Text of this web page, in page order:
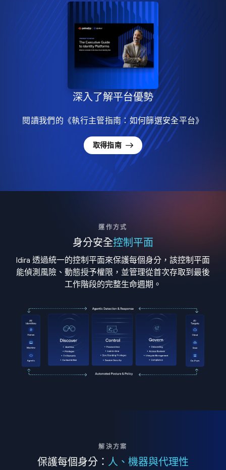
深入了解平台優勢
閱讀我們的《執行主管指南：如何篩選安全平台》
取得指南
運作方式
身分安全控制平面
Idira 透過統一的控制平面來保護每個身分，該控制平面
能偵測風險、動態授予權限，並管理從首次存取到最後
工作階段的完整生命週期。
解決方案
保護每個身分： 人、機器與代理性